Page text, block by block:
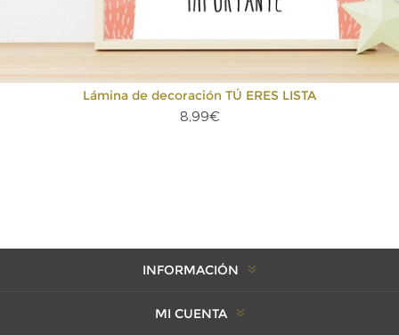
Lámina de decoración TÚ ERES LISTA
8,99€
INFORMACIÓN
MI CUENTA